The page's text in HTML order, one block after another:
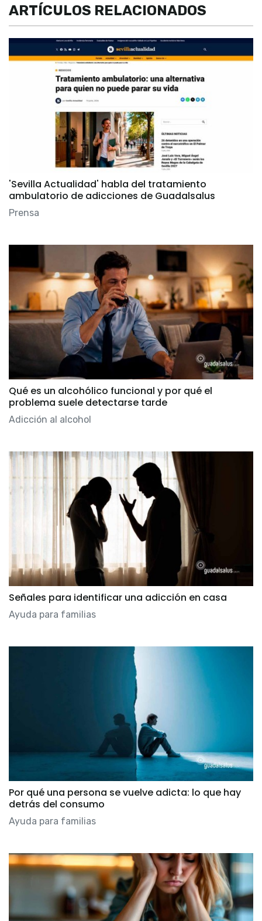
ARTÍCULOS RELACIONADOS
'Sevilla Actualidad' habla del tratamiento
ambulatorio de adicciones de Guadalsalus
Prensa
Qué es un alcohólico funcional y por qué el
problema suele detectarse tarde
Adicción al alcohol
Señales para identificar una adicción en casa
Ayuda para familias
Por qué una persona se vuelve adicta: lo que hay
detrás del consumo
Ayuda para familias